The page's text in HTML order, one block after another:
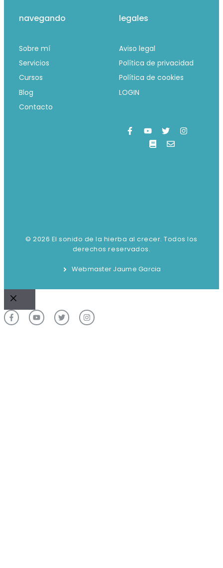
navegando
Sobre mí
Servicios
Cursos
Blog
Contacto
legales
Aviso legal
Política de privacidad
Política de cookies
LOGIN
© 2026 El sonido de la hierba al crecer. Todos los
derechos reservados.
Webmaster Jaume Garcia
Cerrar